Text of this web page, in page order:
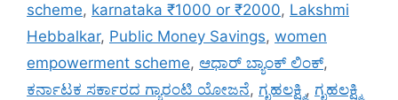
scheme, karnataka ₹1000 or ₹2000, Lakshmi
Hebbalkar, Public Money Savings, women
empowerment scheme, ಆಧಾರ್ ಬ್ಯಾಂಕ್ ಲಿಂಕ್,
ಕರ್ನಾಟಕ ಸರ್ಕಾರದ ಗ್ಯಾರಂಟಿ ಯೋಜನೆ, ಗೃಹಲಕ್ಷ್ಮಿ, ಗೃಹಲಕ್ಷ್ಮಿ